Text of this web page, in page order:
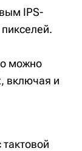
IPS-
можно
включая и